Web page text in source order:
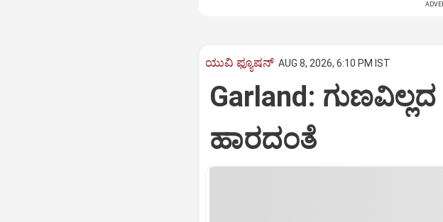
ಯುವಿ ಫ್ಯೂಷನ್ AUG 8, 2026, 6:10 PM IST
Garland:
ಹಾರದಂತೆ